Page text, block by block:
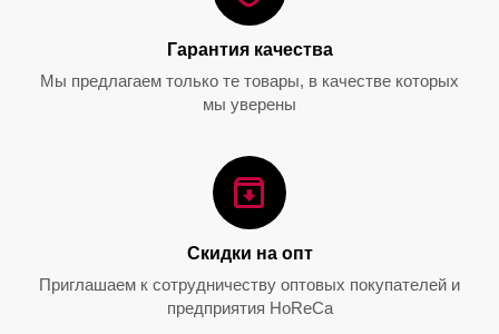
7 350.00₽
Набор O Wine Tumbler +
Gift Value Pack Cabernet /
Merlot, 5 предметов,
9 152.00₽
Гарантия качества
Мы предлагаем только те товары, в качестве которых
мы уверены
Скидки на опт
Приглашаем к сотрудничеству оптовых покупателей и
предприятия HoReCa